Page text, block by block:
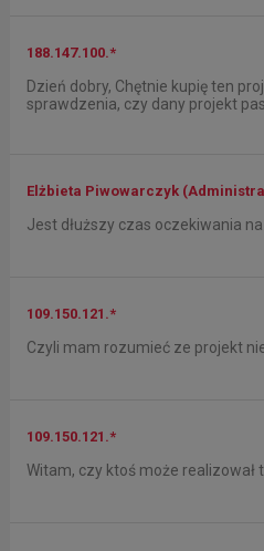
188.147.100.*
Dzień dobry, Chętnie kupię ten
sprawdzenia, czy dany projekt
Elżbieta Piwowarczyk
Jest dłuższy czas oczekiwania
109.150.121.*
Czyli mam rozumieć ze projekt
109.150.121.*
Witam, czy ktoś może realizował